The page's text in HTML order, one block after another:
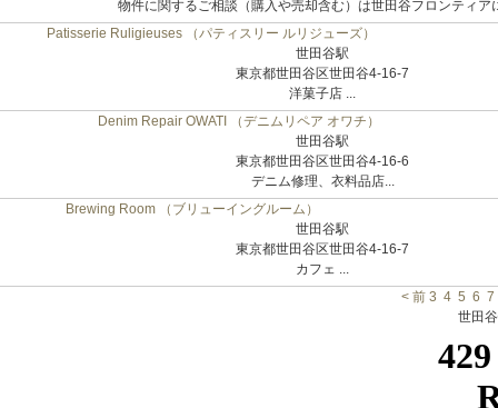
物件に関するご相談（購入や売却含む）は世田谷フロンティア
Patisserie Ruligieuses （パティスリー ルリジューズ）
世田谷駅
東京都世田谷区世田谷4-16-7
洋菓子店 ...
Denim Repair OWATI （デニムリペア オワチ）
世田谷駅
東京都世田谷区世田谷4-16-6
デニム修理、衣料品店...
Brewing Room （ブリューイングルーム）
世田谷駅
東京都世田谷区世田谷4-16-7
カフェ ...
< 前 3 4 5 6 7
世田